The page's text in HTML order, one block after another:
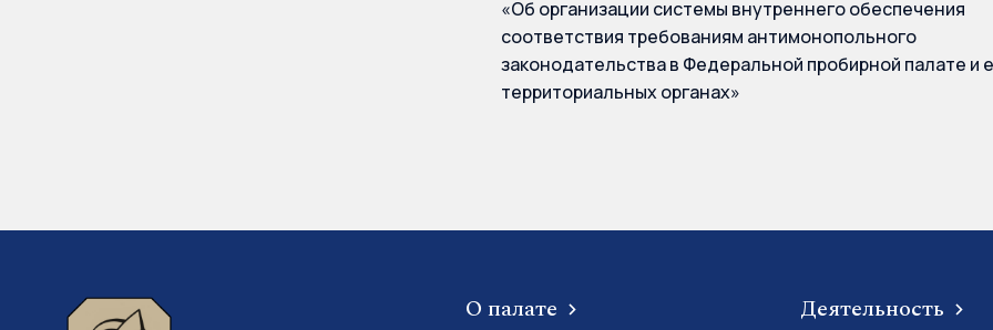
«Об организации системы внутреннего обеспечения
соответствия требованиям антимонопольного
законодательства в Федеральной пробирной палате и
территориальных органах»
О палате Деятельность